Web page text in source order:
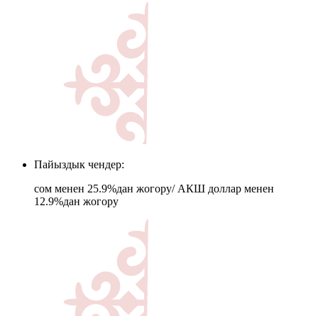
Пайыздык чендер:
сом менен 25.9%дан жогору/ АКШ доллар менен
12.9%дан жогору